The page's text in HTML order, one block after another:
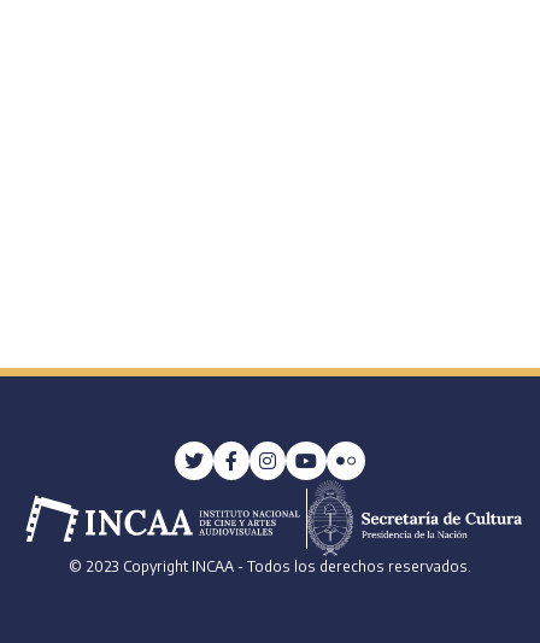
© 2023 Copyright INCAA - Todos los derechos reservados.